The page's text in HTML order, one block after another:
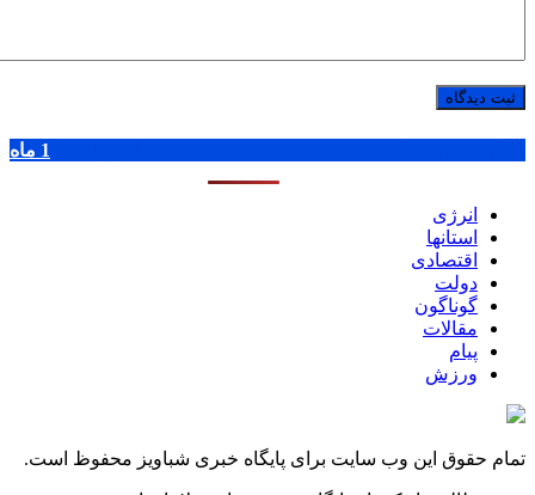
1 ماه
انرژی
استانها
اقتصادی
دولت
گوناگون
مقالات
پیام
ورزش
تمام حقوق این وب سایت برای پایگاه خبری شباویز محفوظ است.